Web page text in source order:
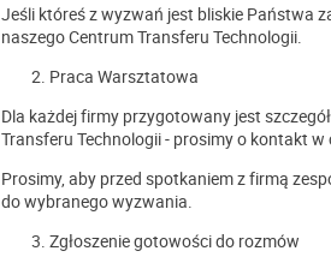
Jeśli któreś z wyzwań jest bliskie Państwa
naszego Centrum Transferu Technologii.
Praca Warsztatowa
Dla każdej firmy przygotowany jest
Transferu Technologii - prosimy o kontakt w
Prosimy, aby przed spotkaniem z firmą
do wybranego wyzwania.
Zgłoszenie gotowości do rozmów